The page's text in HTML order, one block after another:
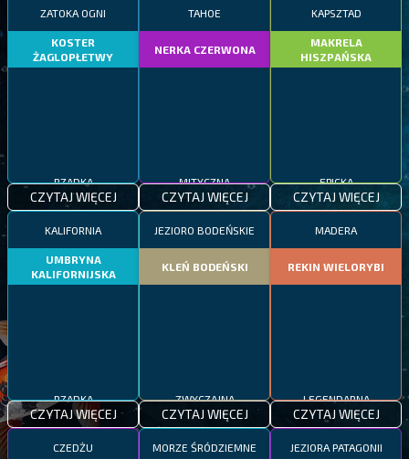
ZATOKA OGNI
KOSTER
ŻAGLOPŁETWY
RZADKA
CZYTAJ WIĘCEJ
TAHOE
NERKA CZERWONA
MITYCZNA
CZYTAJ WIĘCEJ
KAPSZTAD
MAKRELA
HISZPAŃSKA
EPICKA
CZYTAJ WIĘCEJ
KALIFORNIA
UMBRYNA
KALIFORNIJSKA
RZADKA
CZYTAJ WIĘCEJ
JEZIORO BODEŃSKIE
KLEŃ BODEŃSKI
ZWYCZAJNA
CZYTAJ WIĘCEJ
MADERA
REKIN WIELORYBI
LEGENDARNA
CZYTAJ WIĘCEJ
CZEDŻU MORZE ŚRÓDZIEMNE JEZIORA PATAGONII